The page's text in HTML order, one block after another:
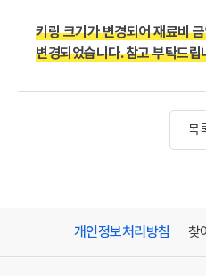
키링 크기가 변경되어 재료비
변경되었습니다. 참고 부탁드립
목
개인정보처리방침 찾